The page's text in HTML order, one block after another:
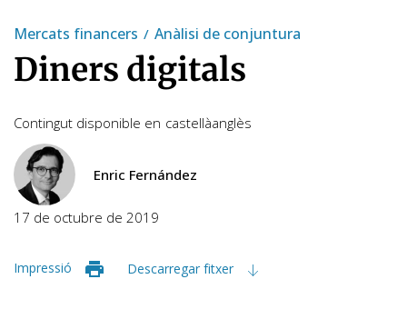
Mercats financers Anàlisi de conjuntura
Diners digitals
Contingut disponible en castellàanglès
Enric Fernández
17 de octubre de 2019
Impressió Descarregar fitxer